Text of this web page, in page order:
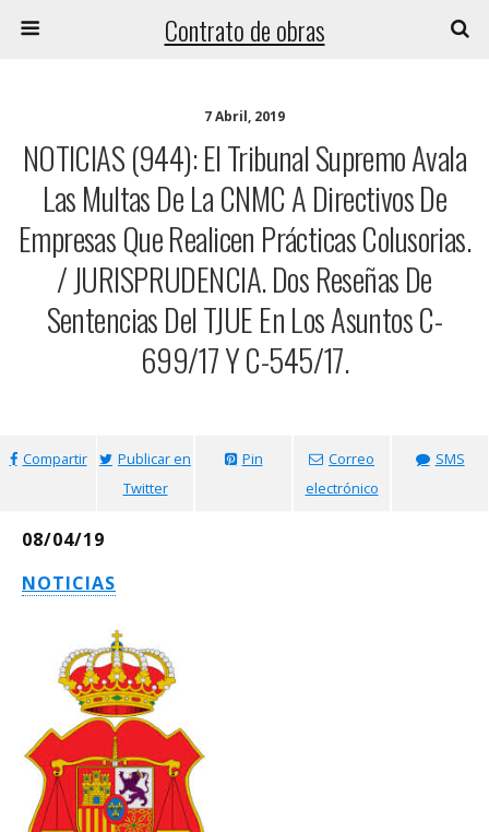
Contrato de obras
7 Abril, 2019
NOTICIAS (944): El Tribunal Supremo Avala
Las Multas De La CNMC A Directivos De
Empresas Que Realicen Prácticas Colusorias.
/ JURISPRUDENCIA. Dos Reseñas De
Sentencias Del TJUE En Los Asuntos C-
699/17 Y C-545/17.
Compartir
Publicar en
Twitter
Pin
Correo
electrónico
SMS
08/04/19
NOTICIAS